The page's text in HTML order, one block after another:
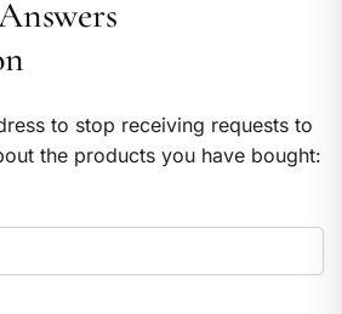
to stop receiving requests to
the products you have bought: